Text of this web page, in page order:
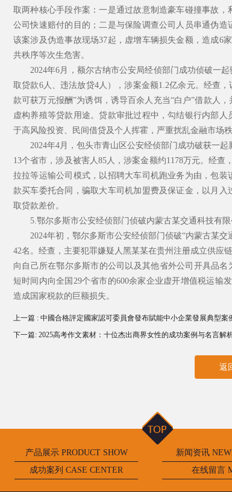
取两种核心手段作案：一是通过故意制造豪车碰撞事故
公司快速赔付的目的；二是与保险调查公司人员串通伪造
该案涉及伪造事故现场37起，虚增车辆损失金额，造成6
共秩序等次生危害。
2024年6月，额尔古纳市公安局经侦部门成功侦破一起
取贷款6人、违法放贷4人），涉案金额1.2亿余元。经查
款可获万元报酬”为诱饵，诱导百余人充当“白户”借款人
虚构养殖等贷款用途。贷款审批过程中，勾结银行内部
于高风险投资、民间借贷及个人挥霍，严重扰乱金融市场
2024年4月，包头市青山区公安经侦部门成功破获一起
13个省市，涉及被害人85人，涉案金额约1178万元。经
拉拉等运输公司模式，以招聘大车司机跑业务为由，包
款买车委托合同，骗取大车司机加盟费及保证金，以月
取贷款差价。
5.鄂尔多斯市公安经侦部门侦破内蒙古某交通科技有限
2024年初，鄂尔多斯市公安经侦部门侦破“内蒙古某交
42名。经查，主要犯罪嫌疑人黑某某在贵州注册成立供应
向自己所在鄂尔多斯市的公司以及其他省外公司开具品
短时间内向全国29个省市的600余家企业虚开增值税运输
造成国家税款的巨额损失。
上一篇 : 中國合格評定國家認可委員會發布賦能中小企業發展典型案
下一篇: 2025高考作文素材：十位杰出商界女性的成功案例与名言解
返
产品展示 PRODUCT SHOW 新闻资讯
成功案列 CASE CENTER 在线留言